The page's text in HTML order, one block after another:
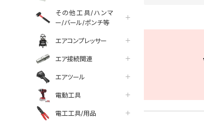
その他工具/ハンマ
ー/バール/ポンチ等
エアコンプレッサー
エア接続関連
エアツール
電動工具
電工工具/用品